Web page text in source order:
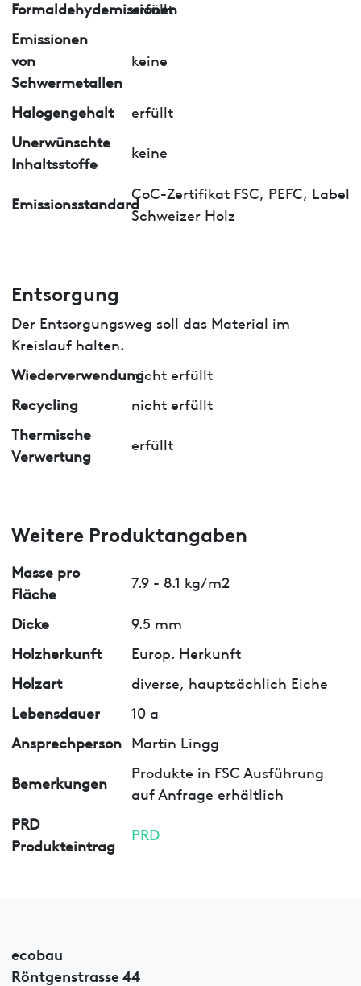
Formaldehydemissionen
erfüllt
Emissionen
von
Schwermetallen
keine
Halogengehalt
erfüllt
Unerwünschte
Inhaltsstoffe
keine
Emissionsstandard
CoC-Zertifikat FSC, PEFC, Label
Schweizer Holz
Entsorgung
Der Entsorgungsweg soll das Material im
Kreislauf halten.
Wiederverwendungnicht erfüllt
Recycling
nicht erfüllt
Thermische
Verwertung
erfüllt
Weitere Produktangaben
Masse pro
Fläche
7.9 - 8.1 kg/m2
Dicke
9.5 mm
Holzherkunft
Europ. Herkunft
Holzart
diverse, hauptsächlich Eiche
Lebensdauer
10 a
Ansprechperson Martin Lingg
Bemerkungen
Produkte in FSC Ausführung
auf Anfrage erhältlich
PRD
Produkteintrag
PRD
ecobau
Röntgenstrasse 44